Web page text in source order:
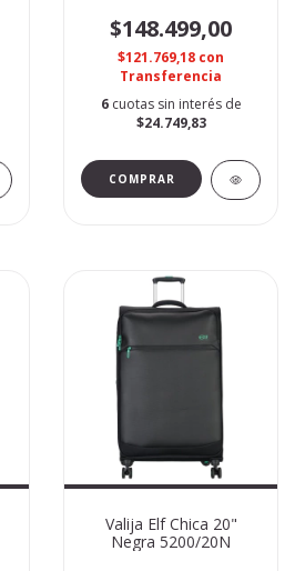
$148.499,00
$121.769,18 con
Transferencia
6 cuotas sin interés de
$24.749,83
Valija Elf Chica 20"
Negra 5200/20N